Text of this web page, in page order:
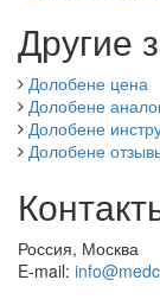
Другие
Долобене цена
Долобене
Долобене
Долобене
Россия, Москва
E-mail: